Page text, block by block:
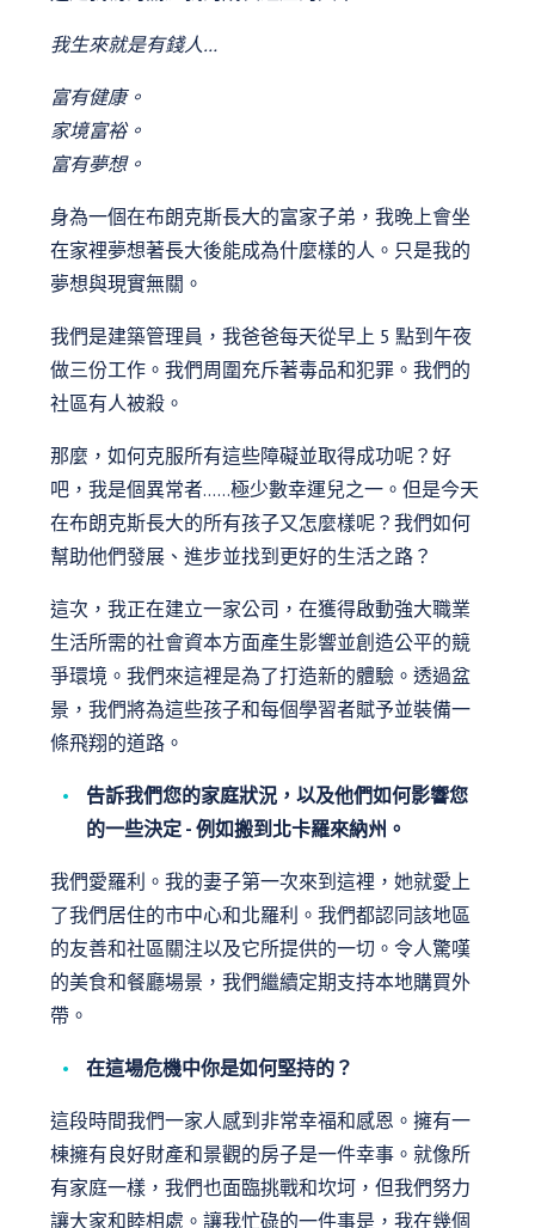
我生來就是有錢人…
富有健康。
家境富裕。
富有夢想。
身為一個在布朗克斯長大的富家子弟，我晚上會坐
在家裡夢想著長大後能成為什麼樣的人。只是我的
夢想與現實無關。
我們是建築管理員，我爸爸每天從早上 5 點到午夜
做三份工作。我們周圍充斥著毒品和犯罪。我們的
社區有人被殺。
那麼，如何克服所有這些障礙並取得成功呢？好
吧，我是個異常者……極少數幸運兒之一。但是今天
在布朗克斯長大的所有孩子又怎麼樣呢？我們如何
幫助他們發展、進步並找到更好的生活之路？
這次，我正在建立一家公司，在獲得啟動強大職業
生活所需的社會資本方面產生影響並創造公平的競
爭環境。我們來這裡是為了打造新的體驗。透過盆
景，我們將為這些孩子和每個學習者賦予並裝備一
條飛翔的道路。
告訴我們您的家庭狀況，以及他們如何影響您
的一些決定 - 例如搬到北卡羅來納州。
我們愛羅利。我的妻子第一次來到這裡，她就愛上
了我們居住的市中心和北羅利。我們都認同該地區
的友善和社區關注以及它所提供的一切。令人驚嘆
的美食和餐廳場景，我們繼續定期支持本地購買外
帶。
在這場危機中你是如何堅持的？
這段時間我們一家人感到非常幸福和感恩。擁有一
棟擁有良好財產和景觀的房子是一件幸事。就像所
有家庭一樣，我們也面臨挑戰和坎坷，但我們努力
讓大家和睦相處。讓我忙碌的一件事是，我在幾個